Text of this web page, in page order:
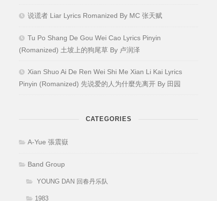
说谎者 Liar Lyrics Romanized By MC 张天赋
Tu Po Shang De Gou Wei Cao Lyrics Pinyin
(Romanized) 土坡上的狗尾草 By 卢润泽
Xian Shuo Ai De Ren Wei Shi Me Xian Li Kai Lyrics
Pinyin (Romanized) 先说爱的人为什麼先离开 By 田园
CATEGORIES
A-Yue 張震嶽
Band Group
YOUNG DAN 回春丹乐队
1983